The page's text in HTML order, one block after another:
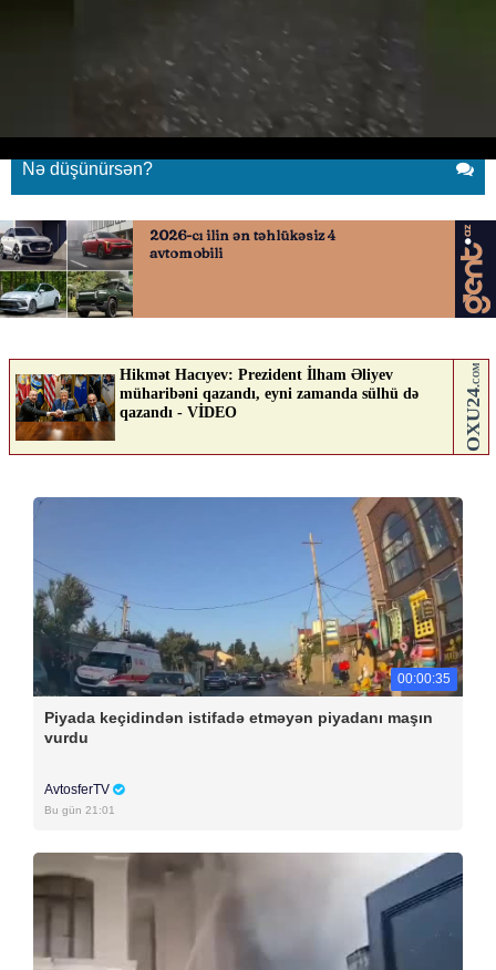
QAFQAZINFO.AZ
Ağdamın kəndlərinə dolu yağdı
Nə düşünürsən?
00:00:35
Piyada keçidindən istifadə etməyən piyadanı maşın
vurdu
AvtosferTV
Bu gün 21:01